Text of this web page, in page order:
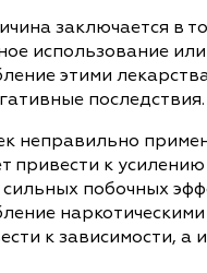
заключается в
использование или
этими
последствия.
неправильно
привести к
побочных
к зависимости, а